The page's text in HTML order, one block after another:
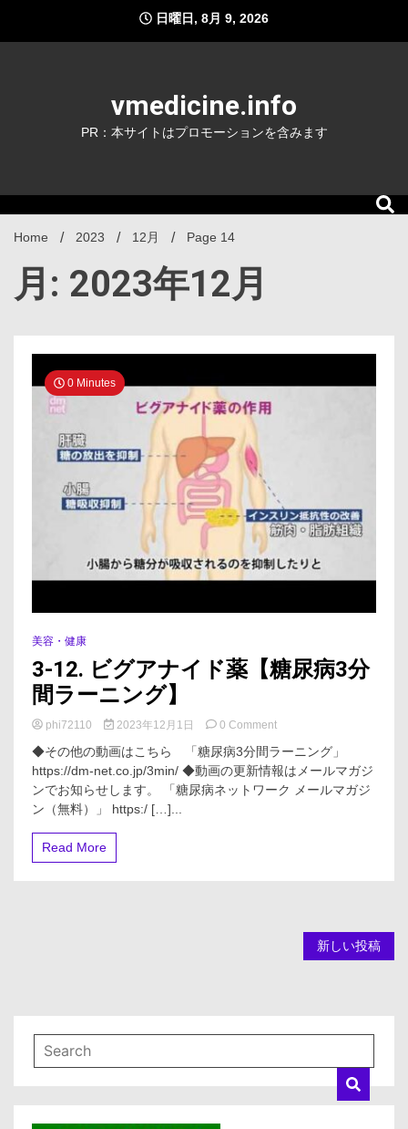
content
日曜日, 8月 9, 2026
vmedicine.info
PR：本サイトはプロモーションを含みます
Home 2023 12月 Page 14
月: 2023年12月
0 Minutes
美容・健康
3-12. ビグアナイド薬【糖尿病3分
間ラーニング】
phi72110 2023年12月1日 0 Commenton
12.
ビ
グ
ン
◆その他の動画はこちら 「糖尿病3分間ラーニング」
https://dm-net.co.jp/3min/ ◆動画の更新情報はメールマガジ
ンでお知らせします。 「糖尿病ネットワーク メールマガジ
ン（無料）」 https:/ […]...
Read More
ビ
新しい投稿